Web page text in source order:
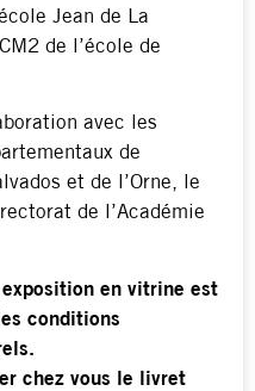
Jean de La
de l’école de
avec les
de
et de l’Orne, le
de l’Académie
en vitrine est
conditions
chez vous le livret